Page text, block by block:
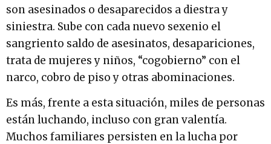
son asesinados o desaparecidos a diestra y
siniestra. Sube con cada nuevo sexenio el
sangriento saldo de asesinatos, desapariciones,
trata de mujeres y niños, “cogobierno” con el
narco, cobro de piso y otras abominaciones.
Es más, frente a esta situación, miles de personas
están luchando, incluso con gran valentía.
Muchos familiares persisten en la lucha por